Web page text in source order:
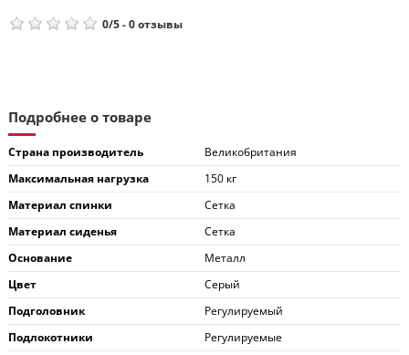
0/5-0отзывы
Подробнее о товаре
Страна производитель
Великобритания
Максимальная нагрузка
150 кг
Материал спинки
Сетка
Материал сиденья
Сетка
Основание
Металл
Цвет
Серый
Подголовник
Регулируемый
Подлокотники
Регулируемые